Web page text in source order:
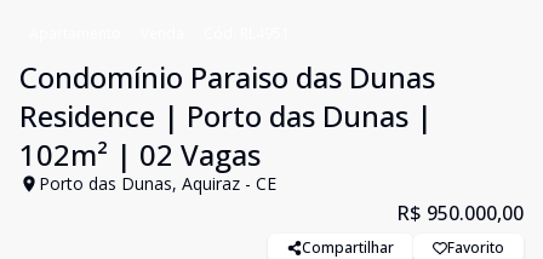
Condomínio Paraiso das Dunas
Residence | Porto das Dunas |
102m² | 02 Vagas
Porto das Dunas, Aquiraz - CE
R$ 950.000,00
Compartilhar Favorito